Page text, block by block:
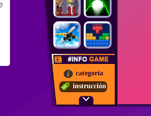
categoría
instrucción